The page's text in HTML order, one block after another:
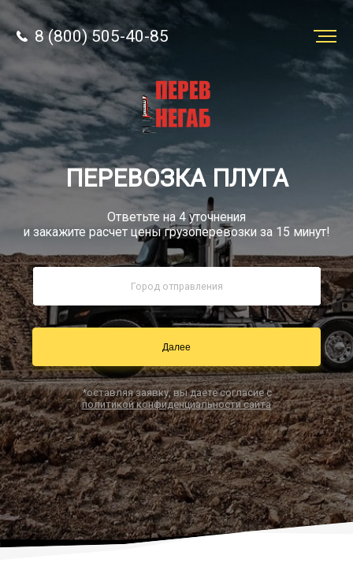
8 (800) 505-40-85
Звонок по России бесплатный
sale@simtruck-negabarit.ru
Заказать звонок
Заказать
перевозку
Грузы
8 (800) 505-40-85
ПЕРЕВОЗКА ПЛУГА
Ответьте на 4 уточнения
и закажите расчет цены грузоперевозки за 15 минут!
Далее
*оставляя заявку, вы даете согласие с
политикой конфиденциальности сайта